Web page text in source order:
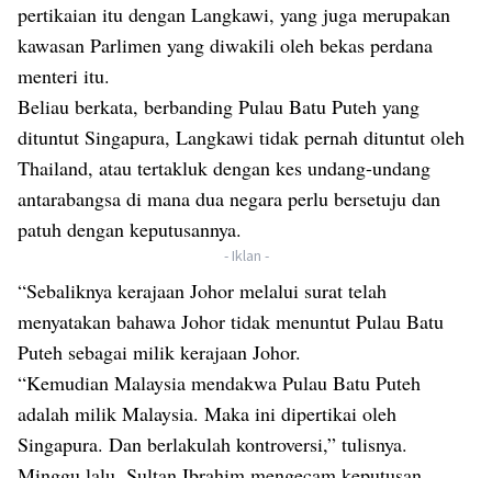
pertikaian itu dengan Langkawi, yang juga merupakan
kawasan Parlimen yang diwakili oleh bekas perdana
menteri itu.
Beliau berkata, berbanding Pulau Batu Puteh yang
dituntut Singapura, Langkawi tidak pernah dituntut oleh
Thailand, atau tertakluk dengan kes undang-undang
antarabangsa di mana dua negara perlu bersetuju dan
patuh dengan keputusannya.
- Iklan -
“Sebaliknya kerajaan Johor melalui surat telah
menyatakan bahawa Johor tidak menuntut Pulau Batu
Puteh sebagai milik kerajaan Johor.
“Kemudian Malaysia mendakwa Pulau Batu Puteh
adalah milik Malaysia. Maka ini dipertikai oleh
Singapura. Dan berlakulah kontroversi,” tulisnya.